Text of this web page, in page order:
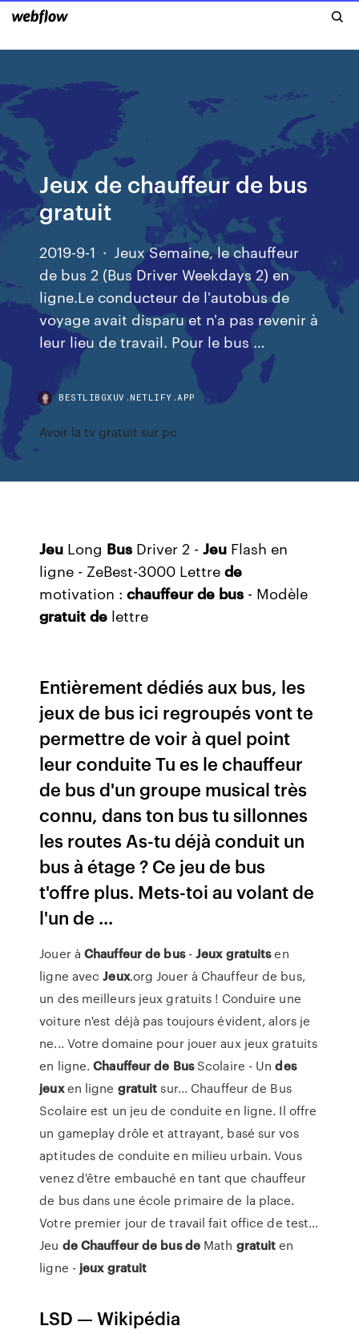
Jeux de chauffeur de bus
gratuit
2019-9-1 · Jeux Semaine, le chauffeur
de bus 2 (Bus Driver Weekdays 2) en
ligne.Le conducteur de l'autobus de
voyage avait disparu et n'a pas revenir à
leur lieu de travail. Pour le bus …
BESTLIBGXUV.NETLIFY.APP
Avoir la tv gratuit sur pc
Jeu Long Bus Driver 2 -Jeu Flash en
ligne - ZeBest-3000 Lettrede
motivation :chauffeur de bus - Modèle
gratuit de lettre
Entièrement dédiés aux bus, les
jeux de bus ici regroupés vont te
permettre de voir à quel point
leur conduite Tu es le chauffeur
de bus d'un groupe musical très
connu, dans ton bus tu sillonnes
les routes As-tu déjà conduit un
bus à étage ? Ce jeu de bus
t'offre plus. Mets-toi au volant de
l'un de ...
Jouer àChauffeurde bus-Jeux gratuitsen
ligne avecJeux.org Jouer à Chauffeur de bus,
un des meilleurs jeux gratuits ! Conduire une
voiture n'est déjà pas toujours évident, alors je
ne... Votre domaine pour jouer aux jeux gratuits
en ligne.Chauffeur de BusScolaire - Undes
jeuxen ligne gratuitsur... Chauffeur de Bus
Scolaire est un jeu de conduite en ligne. Il offre
un gameplay drôle et attrayant, basé sur vos
aptitudes de conduite en milieu urbain. Vous
venez d'être embauché en tant que chauffeur
de bus dans une école primaire de la place.
Votre premier jour de travail fait office de test...
Jeu deChauffeurde bus deMath gratuiten
ligne - jeux gratuit
LSD — Wikipédia